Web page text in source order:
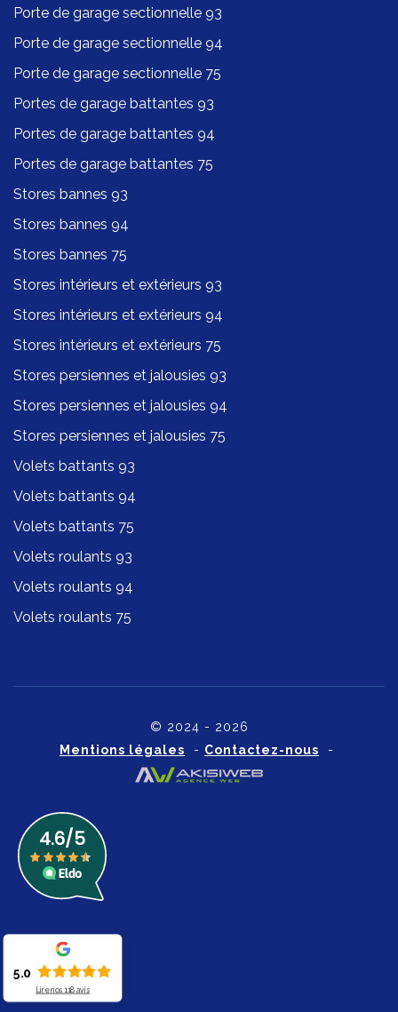
Porte de garage sectionnelle 93
Porte de garage sectionnelle 94
Porte de garage sectionnelle 75
Portes de garage battantes 93
Portes de garage battantes 94
Portes de garage battantes 75
Stores bannes 93
Stores bannes 94
Stores bannes 75
Stores intérieurs et extérieurs 93
Stores intérieurs et extérieurs 94
Stores intérieurs et extérieurs 75
Stores persiennes et jalousies 93
Stores persiennes et jalousies 94
Stores persiennes et jalousies 75
Volets battants 93
Volets battants 94
Volets battants 75
Volets roulants 93
Volets roulants 94
Volets roulants 75
© 2024 - 2026
Mentions légales - Contactez-nous -
5.0
Lire nos 118 avis